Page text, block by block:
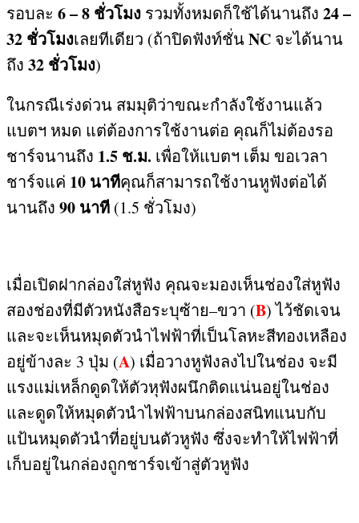
รอบละ 6 – 8 ชั่วโมง รวมทั้งหมดก็ใช้ได้นานถึง 24 –
32 ชั่วโมงเลยทีเดียว (ถ้าปิดฟังท์ชั่นNC จะได้นาน
ถึง 32 ชั่วโมง)
ในกรณีเร่งด่วน สมมุติว่าขณะกำลังใช้งานแล้ว
แบตฯ หมด แต่ต้องการใช้งานต่อ คุณก็ไม่ต้องรอ
ชาร์จนานถึง 1.5 ช.ม. เพื่อให้แบตฯ เต็ม ขอเวลา
ชาร์จแค่ 10 นาทีคุณก็สามารถใช้งานหูฟังต่อได้
นานถึง 90 นาที (1.5 ชั่วโมง)
เมื่อเปิดฝากล่องใส่หูฟัง คุณจะมองเห็นช่องใส่หูฟัง
สองช่องที่มีตัวหนังสือระบุซ้าย–ขวา (B)ไว้ชัดเจน
และจะเห็นหมุดตัวนำไฟฟ้าที่เป็นโลหะสีทองเหลือง
อยู่ข้างละ 3 ปุ่ม (A) เมื่อวางหูฟังลงไปในช่อง จะมี
แรงแม่เหล็กดูดให้ตัวหุฟังผนึกติดแน่นอยู่ในช่อง
และดูดให้หมุดตัวนำไฟฟ้าบนกล่องสนิทแนบกับ
แป้นหมุดตัวนำที่อยู่บนตัวหูฟัง ซึ่งจะทำให้ไฟฟ้าที่
เก็บอยู่ในกล่องถูกชาร์จเข้าสู่ตัวหูฟัง